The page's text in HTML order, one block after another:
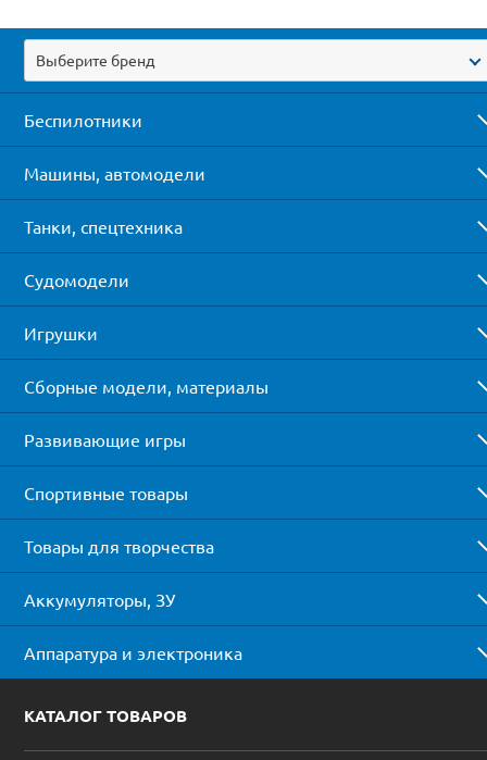
Выберите бренд
Беспилотники
Машины, автомодели
Танки, спецтехника
Судомодели
Игрушки
Сборные модели, материалы
Развивающие игры
Спортивные товары
Товары для творчества
Аккумуляторы, ЗУ
Аппаратура и электроника
КАТАЛОГ ТОВАРОВ